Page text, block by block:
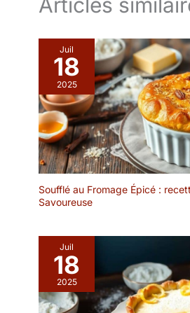
desserts.
épaissi】
pour
aliments
Avec un
épais,
simple
service.
Mieux à
grandes
service
DOWAN
Juil
18
2025
Soufflé au Fromage Épicé :
Savoureuse
Juil
18
2025